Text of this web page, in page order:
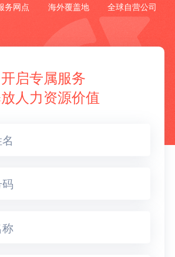
务网点 海外覆盖地 全球自营公司
开启专属服务
人力资源价值